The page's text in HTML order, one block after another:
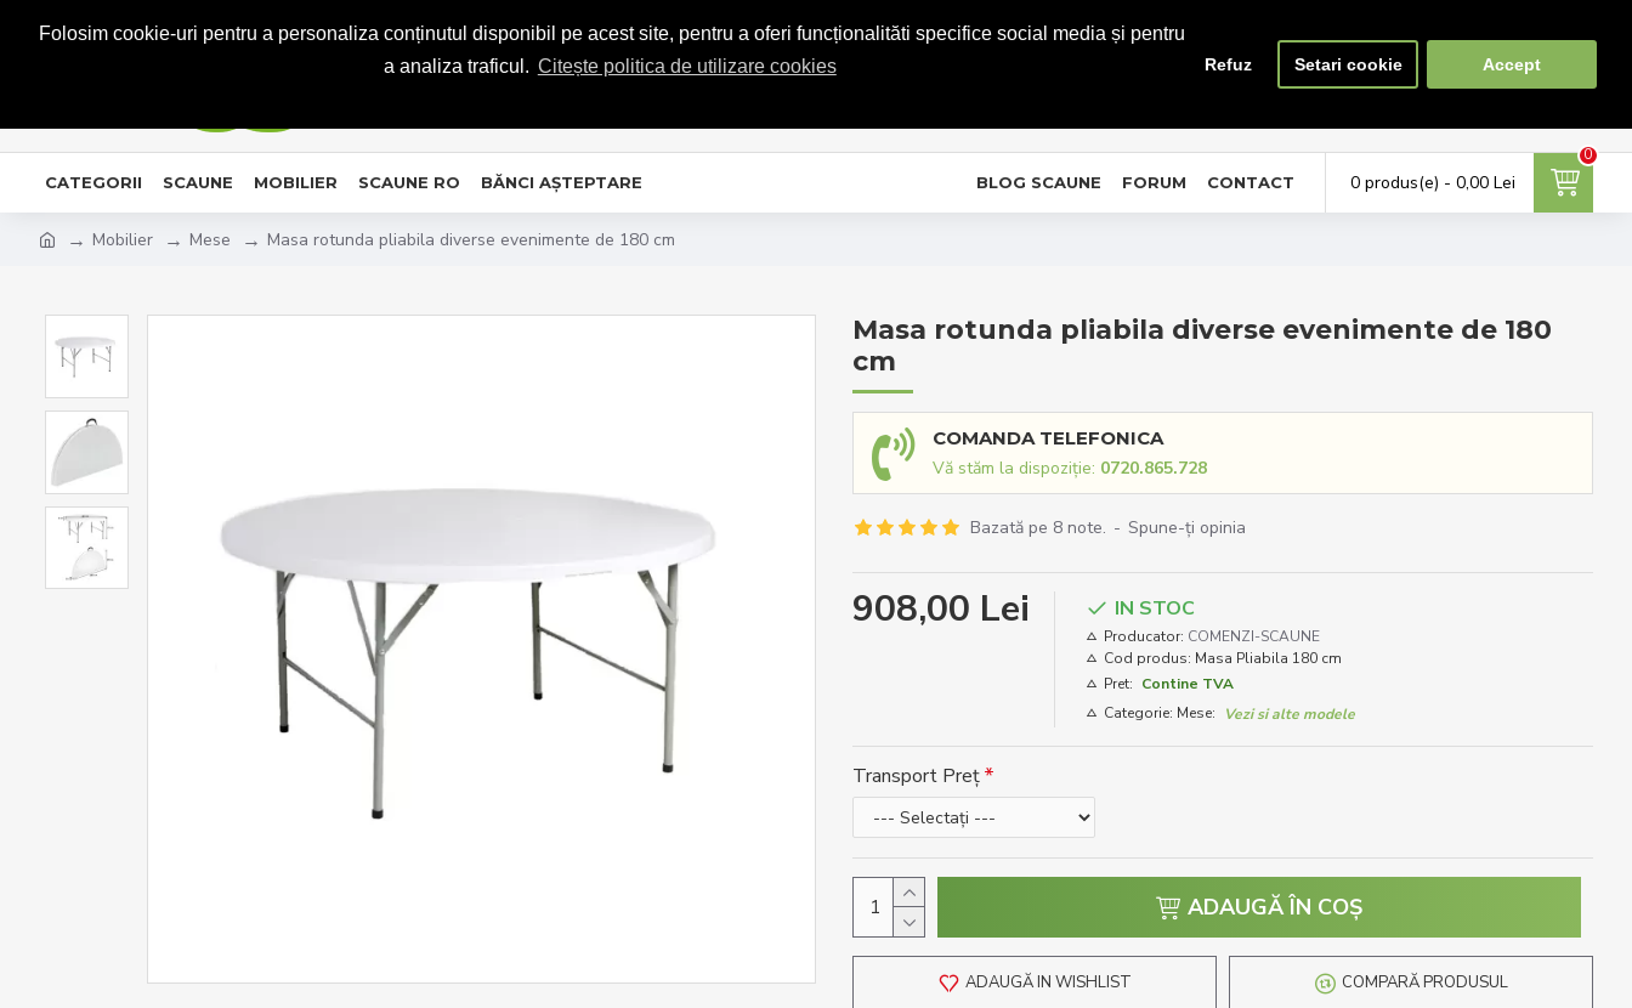
Folosim cookie-uri pentru a personaliza conținutul disponibil pe acest site, pentru a oferi funcționalităti specifice social media și pentru
a analiza traficul. Citește politica de utilizare cookies Refuz Setari cookie Accept
COMENZI TELEFONICE: 0720.865.728
Favorite Compara
0
CATEGORII SCAUNE MOBILIER SCAUNE RO BĂNCI AȘTEPTARE BLOG SCAUNE FORUM CONTACT 0 produs(e) - 0,00 Lei
0
Mobilier Mese Masa rotunda pliabila diverse evenimente de 180 cm
Masa rotunda pliabila diverse evenimente de 180
cm
COMANDA TELEFONICA
Vă stăm la dispoziție: 0720.865.728
Bazată pe 8 note. - Spune-ţi opinia
908,00 Lei IN STOC
Producator: COMENZI-SCAUNE
Cod produs: Masa Pliabila 180 cm
Pret: Contine TVA
Categorie: Mese:
Vezi si alte modele
Transport Preț
ADAUGĂ ÎN COŞ
ADAUGĂ IN WISHLIST COMPARĂ PRODUSUL